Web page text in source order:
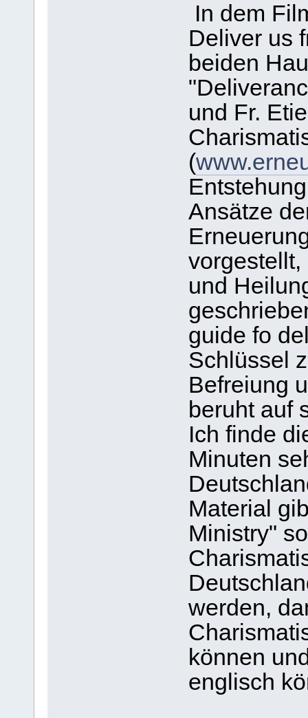
In dem
Deliver us
beiden
und Fr.
(
Ansätze
vorgestellt,
und
guide fo
Schlüssel
Befreiung
beruht auf
Ich finde
Minuten
Material
Ministry"
werden,
können
englisch